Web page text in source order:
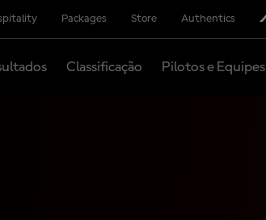
Packages Store Authentics
Classificação Pilotos e Equipes